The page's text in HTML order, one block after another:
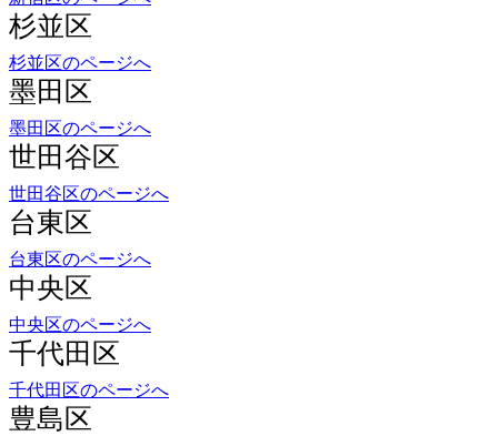
杉並区のページへ
墨田区
墨田区のページへ
世田谷区
世田谷区のページへ
台東区
台東区のページへ
中央区
中央区のページへ
千代田区
千代田区のページへ
豊島区
豊島区のページへ